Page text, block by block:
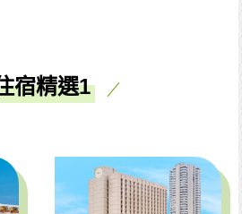
宿精選1